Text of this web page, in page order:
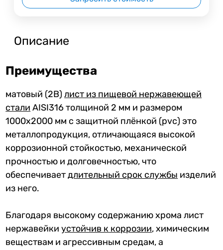
Описание
Преимущества
матовый (2B)лист из пищевой нержавеющей
стали AISI316 толщиной 2 мм и размером
1000x2000 мм с защитной плёнкой (pvc) это
металлопродукция, отличающаяся высокой
коррозионной стойкостью, механической
прочностью и долговечностью, что
обеспечиваетдлительный срок службы изделий
из него.
Благодаря высокому содержанию хрома лист
нержавейкиустойчив к коррозии, химическим
веществам и агрессивным средам, а